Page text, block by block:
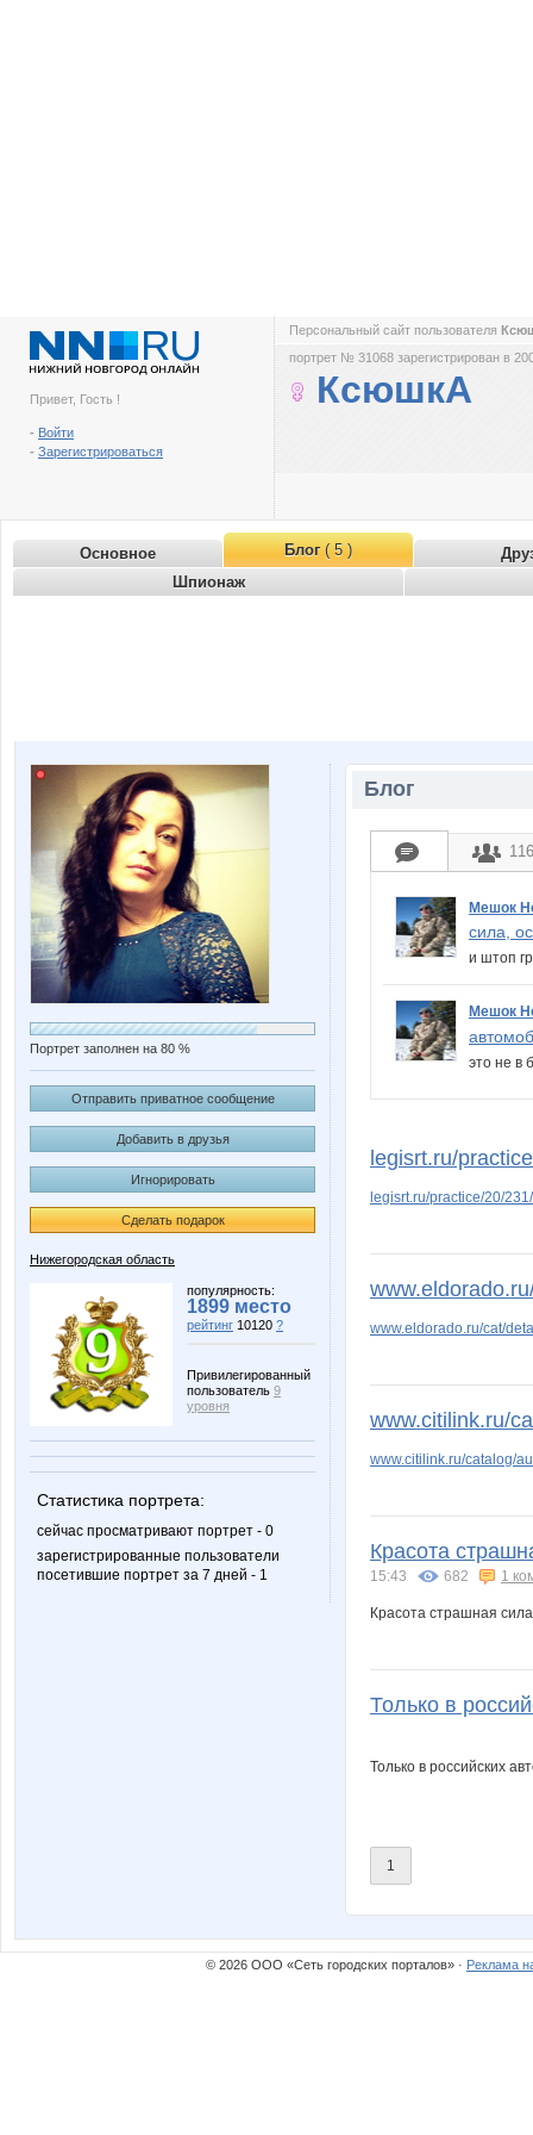
Привет, Гость !
- Войти
- Зарегистрироваться
Персональный сайт пользователя
портрет № 31068 зарегистрирован в
КсюшкА
Основное Блог( 5 )
Шпионаж
Портрет заполнен на 80 %
Отправить приватное сообщение
Добавить в друзья
Игнорировать
Сделать подарок
Нижегородская область
популярность:
1899 место
рейтинг 10120 ?
Привилегированный
пользователь 9
уровня
Статистика портрета:
сейчас просматривают портрет - 0
зарегистрированные пользователи
посетившие портрет за 7 дней - 1
Блог
116
Мешок
сила,
и штоп
Мешок
это не в
legisrt.ru/
legisrt.ru/practice/20/231/
www.eldorado.ru/cat/
www.citilink.ru/
www.citilink.ru/catalog/
Красота
15:43 682 1
Красота страшная
Только в
Только в российских
1
© 2026 ООО «Сеть городских порталов» · Реклама